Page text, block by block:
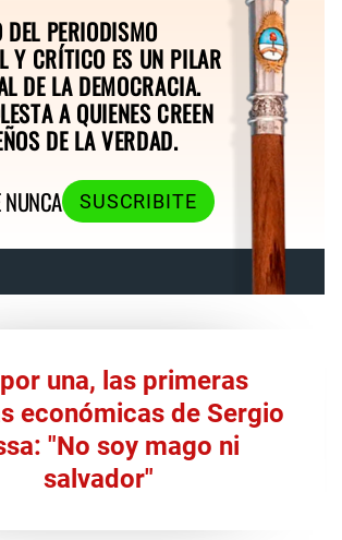
DEL PERIODISMO
Y CRÍTICO ES UN PILAR
DE LA DEMOCRACIA.
A QUIENES CREEN
DE LA VERDAD.
SUSCRIBITE
una, las primeras
económicas de Sergio
"No soy mago ni
salvador"